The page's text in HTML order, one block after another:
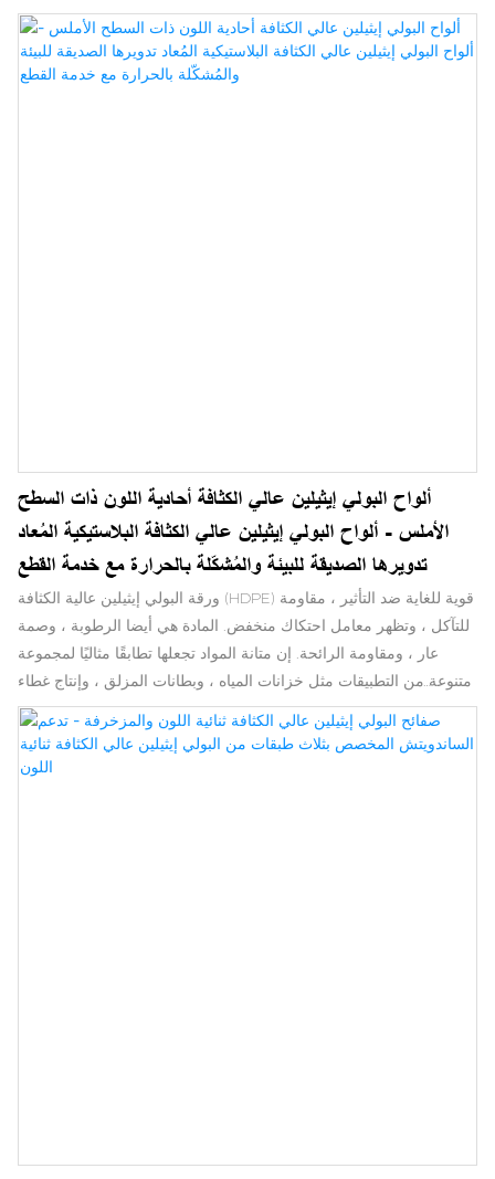
ألواح البولي إيثيلين عالي الكثافة أحادية اللون ذات السطح
الأملس - ألواح البولي إيثيلين عالي الكثافة البلاستيكية المُعاد
تدويرها الصديقة للبيئة والمُشكّلة بالحرارة مع خدمة القطع
ورقة البولي إيثيلين عالية الكثافة (HDPE) قوية للغاية ضد التأثير ، مقاومة
للتآكل ، وتظهر معامل احتكاك منخفض. المادة هي أيضا الرطوبة ، وصمة
عار ، ومقاومة الرائحة. إن متانة المواد تجعلها تطابقًا مثاليًا لمجموعة
متنوعة من التطبيقات مثل خزانات المياه ، وبطانات المزلق ، وإنتاج غطاء
الزجاجة/الزجاجة ، والعديد من الاستخدامات الصناعية الأخرى. يقدم
HDPE Borated حماية إشعاعية في تطبيقات المنشأة النووية